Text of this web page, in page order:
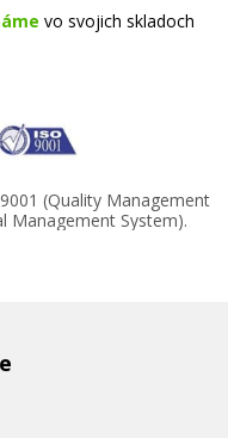
vo svojich skladoch
(Quality Management
Management System).